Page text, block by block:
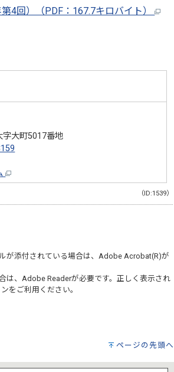
4回）（PDF：167.7キロバイト）
字大町5017番地
（ID:1539）
が添付されている場合は、Adobe Acrobat(R)が
は、Adobe Readerが必要です。正しく表示され
をご利用ください。
ページの先頭へ